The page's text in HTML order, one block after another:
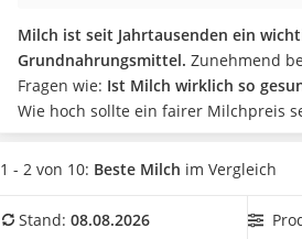
Honig
Gemüsebrühe
Eiskaffee-Pulver
Irischer Whiskey
Grapefruitkernextrakt
Matcha-Set
MCT-Öl
Milch ist seit Jahrtausenden ein
Grundnahrungsmittel. Zunehmend
Fragen wie: Ist Milch wirklich so
Wie hoch sollte ein fairer Milchpreis
dem Tierwohl?Die beste Milch zu
haben uns auf den gängigsten Milch-
haben wir überprüft, wie Käufer den
1 - 2 von 10: Beste Milch im Vergleich
Stand: 08.08.2026